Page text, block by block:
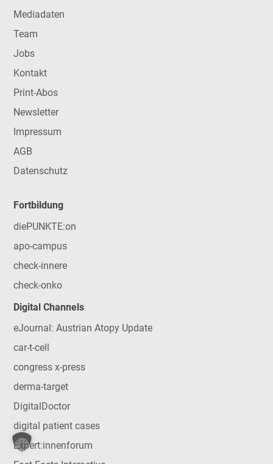
Mediadaten
Team
Jobs
Kontakt
Print-Abos
Newsletter
Impressum
AGB
Datenschutz
Fortbildung
diePUNKTE:on
apo-campus
check-innere
check-onko
Digital Channels
eJournal: Austrian Atopy Update
car-t-cell
congress x-press
derma-target
DigitalDoctor
digital patient cases
Expert:innenforum